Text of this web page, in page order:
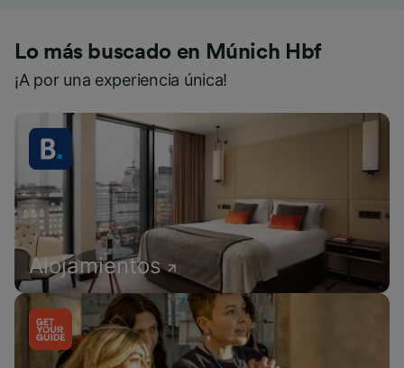
Lo más buscado en Múnich Hbf
¡A por una experiencia única!
Alojamientos